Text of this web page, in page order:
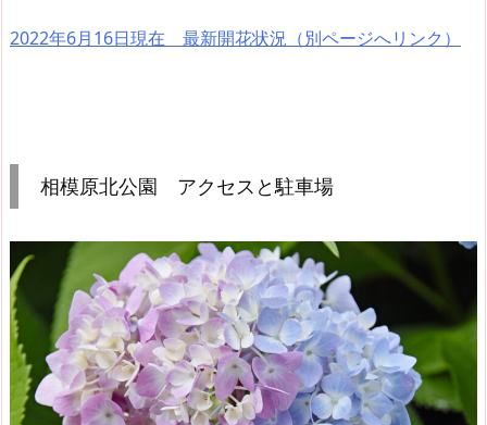
2022年6月16日現在 最新開花状況（別ページへリンク）
相模原北公園 アクセスと駐車場